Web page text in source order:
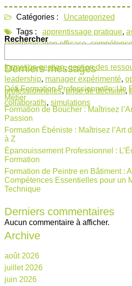
Catégories :
Uncategorized
Tags :
apprentissage pratique,
communication efficace,
formation gestion,gestion des
leadership, manager expérimenté,
professionnelles,prise de décision,
collaboratifs, simulations
Rechercher
Derniers messages
Défi Formation Professionnelle: Un
Métier
Formation de Boucher : Maîtrisez
Passion
Formation Ébéniste : Maîtrisez l’Art
à Z
Épanouissement Professionnel :
Formation
Formation de Peintre en Bâtiment :
Compétences Essentielles pour un
Technique
Derniers commentaires
Aucun commentaire à afficher.
Archive
août 2026
juillet 2026
juin 2026